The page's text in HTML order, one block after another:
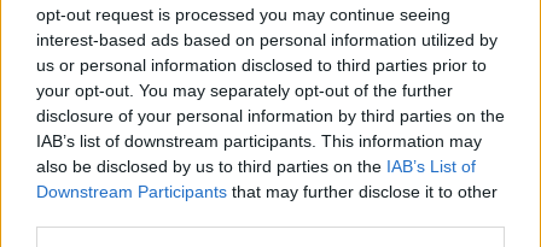
opt-out request is processed you may continue seeing
interest-based ads based on personal information utilized by
us or personal information disclosed to third parties prior to
your opt-out. You may separately opt-out of the further
disclosure of your personal information by third parties on the
IAB’s list of downstream participants. This information may
also be disclosed by us to third parties on the IAB’s List of
Downstream Participants that may further disclose it to other
Найповніший посібник з користі для
здоров'я зеленої цибулі
Опубліковано: 13 липня 2026 р. о 19:07:54 UTC
Ці тонкі зелені стебла, що лежать у вашому
холодильнику, можуть бути одним із найбільш
недооцінених суперпродуктів на вашій кухні.
Цибуля-шалот, також відома як зелена цибуля
або зелена цибуля, має дивовижну поживну